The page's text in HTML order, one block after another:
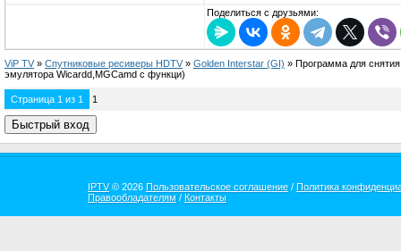
Поделиться с друзьями:
ViP TV » Спутниковые ресиверы HDTV » Golden Interstar (GI) » Программа для
эмулятора Wicardd,MGCamd с функци)
Страница 1 из 1 1
IPTV© 2026 Пользовательское соглашение / Политика
Правообладателям / Контакты